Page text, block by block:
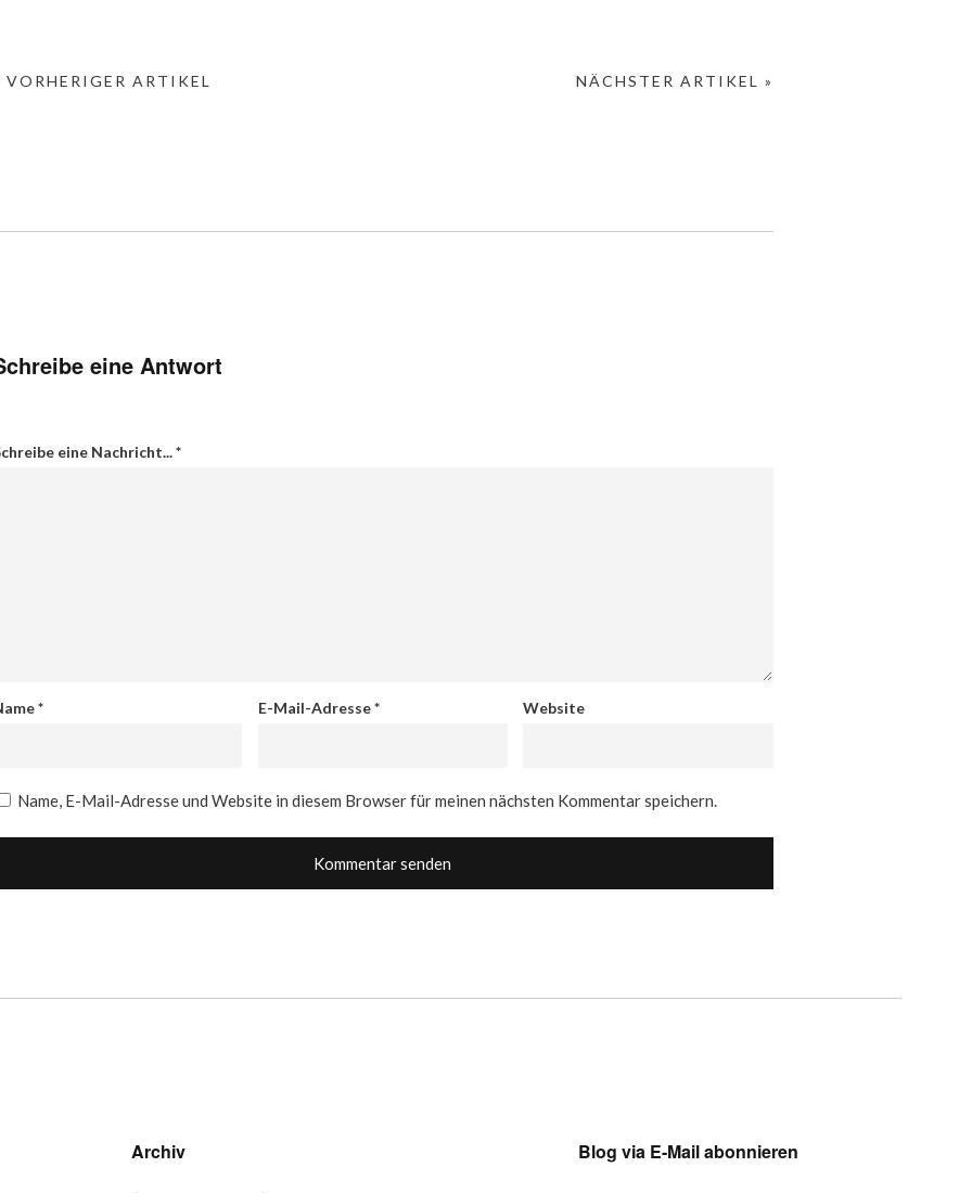
NÄCHSTER ARTIKEL »
VORHERIGER ARTIKEL
eine Antwort
eine Nachricht...*
* E-Mail-Adresse* Website
Name, E-Mail-Adresse und Website in diesem Browser für meinen nächsten Kommentar speichern.
Archiv Blog via E-Mail abonnieren